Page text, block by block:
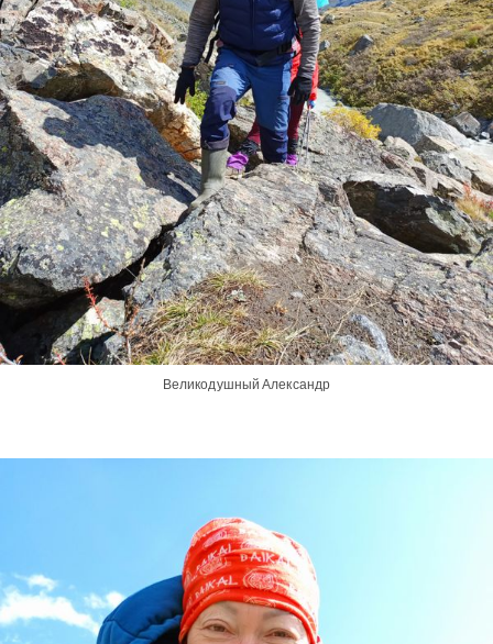
Великодушный Александр